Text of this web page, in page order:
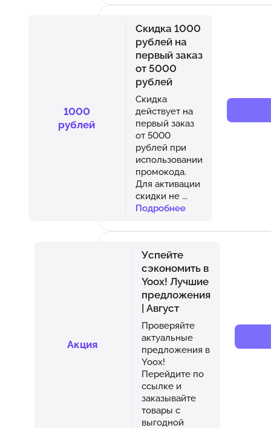
1000
рублей
Скидка 1000
рублей на
первый заказ
от 5000
рублей
Скидка
действует на
первый заказ
от 5000
рублей при
использовании
промокода.
Для активации
скидки не ...
Подробнее
Акция
Успейте
сэкономить в
Yoox! Лучшие
предложения
| Август
Проверяйте
актуальные
предложения в
Yoox!
Перейдите по
ссылке и
заказывайте
товары с
выгодной